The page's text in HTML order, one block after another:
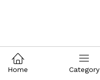
Home Category